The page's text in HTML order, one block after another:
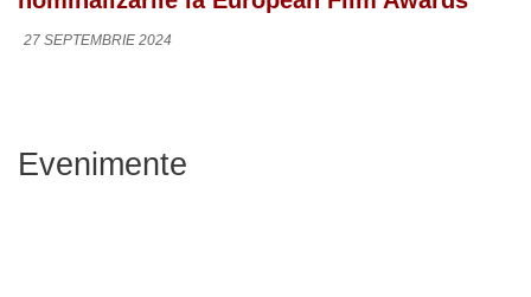
27 SEPTEMBRIE 2024
Evenimente